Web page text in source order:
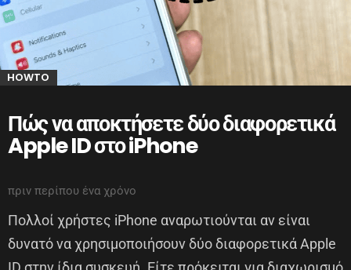
HOWTO
Πώς να αποκτήσετε δύο διαφορετικά
Apple ID στο iPhone
πριν περίπου ένα χρόνο
Πολλοί χρήστες iPhone αναρωτιούνται αν είναι
δυνατό να χρησιμοποιήσουν δύο διαφορετικά Apple